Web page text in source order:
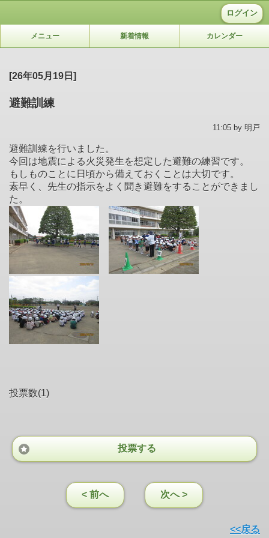
ログイン
メニュー 新着情報 カレンダー
[26年05月19日]
避難訓練
11:05 by 明戸
避難訓練を行いました。
今回は地震による火災発生を想定した避難の練習です。
もしものことに日頃から備えておくことは大切です。
素早く、先生の指示をよく聞き避難をすることができまし
た。
投票数(1)
投票する
< 前へ 次へ >
<<戻る